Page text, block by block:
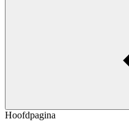
Hoofdpagina